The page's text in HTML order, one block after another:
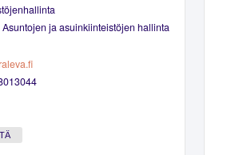
ja asuinkiinteistöjen hallinta